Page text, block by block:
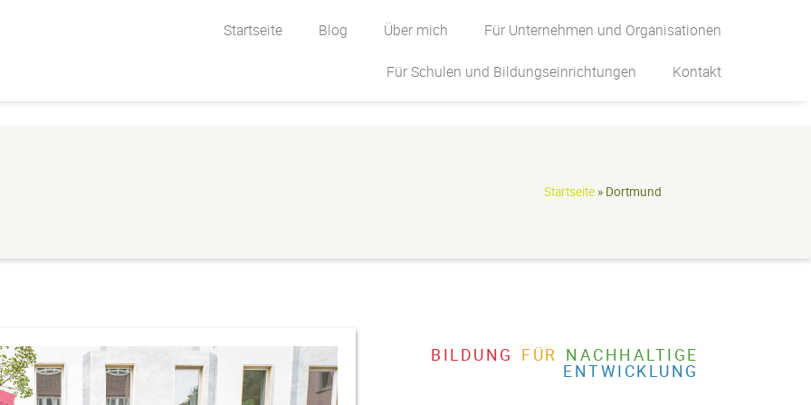
Startseite Blog Über mich Für Unternehmen und Organisationen
Für Schulen und Bildungseinrichtungen Kontakt
Startseite» Dortmund
BILDUNG FÜR NACHHALTIGE
ENTWICKLUNG